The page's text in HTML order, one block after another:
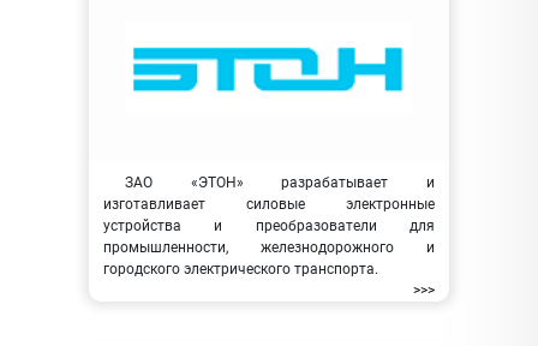
ЗАО «ЭТОН» разрабатывает и
изготавливает силовые электронные
устройства и преобразователи для
промышленности, железнодорожного и
городского электрического транспорта.
>>>